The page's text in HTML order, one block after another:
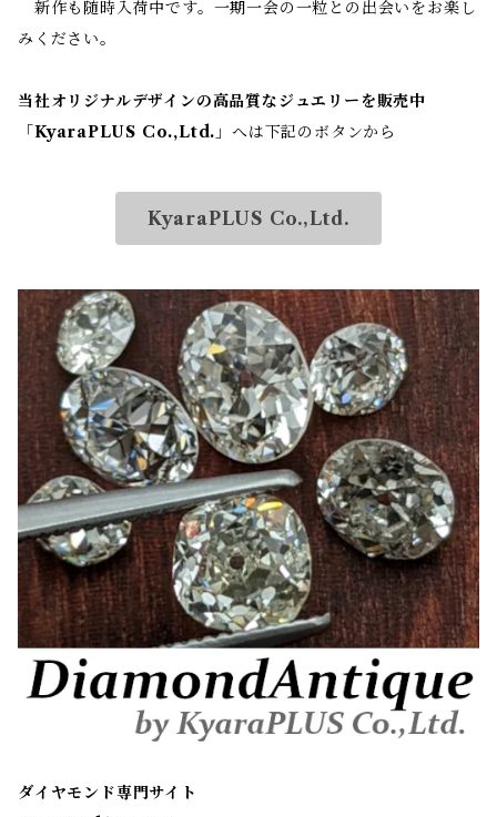
新作も随時入荷中です。一期一会の一粒との出会いをお楽し
みください。
当社オリジナルデザインの高品質なジュエリーを販売中
「 KyaraPLUS Co.,Ltd. 」へは下記のボタンから
KyaraPLUS Co.,Ltd.
ダイヤモンド専門サイト